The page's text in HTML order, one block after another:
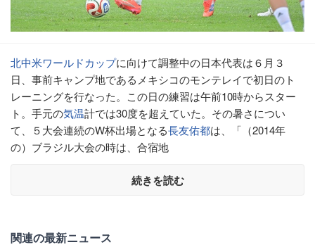
北中米ワールドカップに向けて調整中の日本代表は６月３
日、事前キャンプ地であるメキシコのモンテレイで初日のト
レーニングを行なった。この日の練習は午前10時からスター
ト。手元の気温計では30度を超えていた。その暑さについ
て、５大会連続のW杯出場となる長友佑都は、「（2014年
の）ブラジル大会の時は、合宿地
続きを読む
関連の最新ニュース